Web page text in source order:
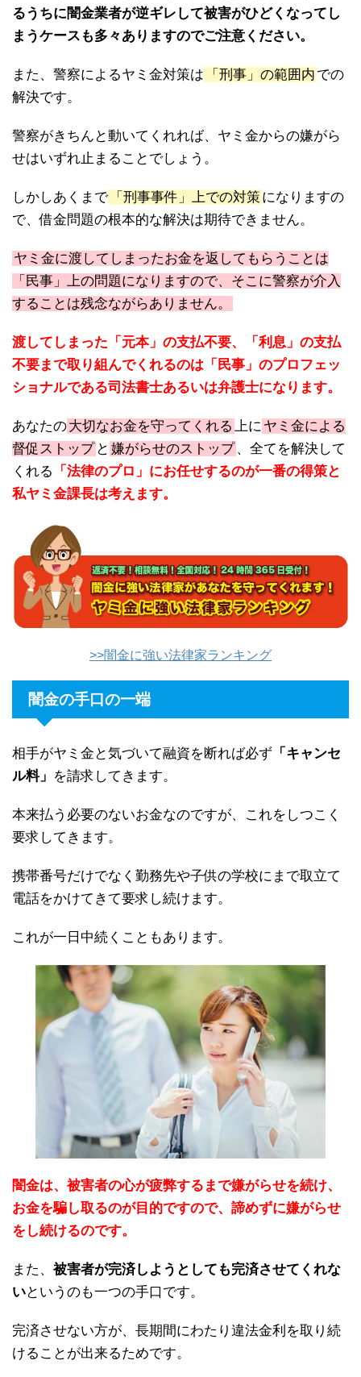
るうちに闇金業者が逆ギレして被害がひどくなってし
まうケースも多々ありますのでご注意ください。
また、警察によるヤミ金対策は 「刑事」の範囲内 での
解決です。
警察がきちんと動いてくれれば、ヤミ金からの嫌がら
せはいずれ止まることでしょう。
しかしあくまで 「刑事事件」上での対策 になりますの
で、借金問題の根本的な解決は期待できません。
ヤミ金に渡してしまったお金を返してもらうことは
「民事」上の問題になりますので、そこに警察が介入
することは残念ながらありません。
渡してしまった「元本」の支払不要、「利息」の支払
不要まで取り組んでくれるのは「民事」のプロフェッ
ショナルである司法書士あるいは弁護士になります。
あなたの大切なお金を守ってくれる 上に ヤミ金による
督促ストップ と 嫌がらせのストップ 、全てを解決して
くれる
「法律のプロ」にお任せするのが一番の得策と
私ヤミ金課長は考えます。
>>闇金に強い法律家ランキング
闇金の手口の一端
相手がヤミ金と気づいて融資を断れば必ず 「キャンセ
ル料」 を請求してきます。
本来払う必要のないお金なのですが、これをしつこく
要求してきます。
携帯番号だけでなく勤務先や子供の学校にまで取立て
電話をかけてきて要求し続けます。
これが一日中続くこともあります。
闇金は、被害者の心が疲弊するまで嫌がらせを続け、
お金を騙し取るのが目的ですので、諦めずに嫌がらせ
をし続けるのです。
また、 被害者が完済しようとしても完済させてくれな
いというのも一つの手口です。
完済させない方が、長期間にわたり違法金利を取り続
けることが出来るためです。